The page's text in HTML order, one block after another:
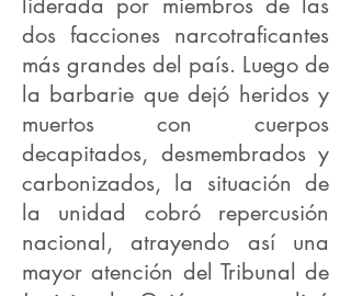
dos facciones narcotraficantes
más grandes del país. Luego de
la barbarie que dejó heridos y
muertos con cuerpos
decapitados, desmembrados y
carbonizados, la situación de
la unidad cobró repercusión
nacional, atrayendo así una
mayor atención del Tribunal de